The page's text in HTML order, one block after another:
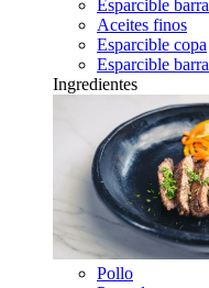
Esparcible barra
Aceites finos
Esparcible copa
Esparcible barra
Ingredientes
Pollo